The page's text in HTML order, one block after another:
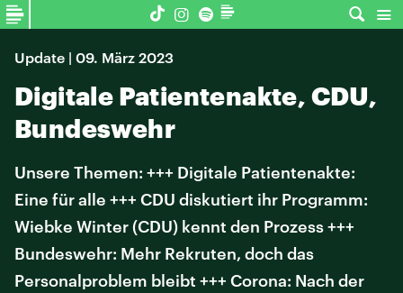
Update | 09. März 2023
Digitale Patientenakte, CDU,
Bundeswehr
Unsere Themen: +++ Digitale Patientenakte:
Eine für alle +++ CDU diskutiert ihr Programm:
Wiebke Winter (CDU) kennt den Prozess +++
Bundeswehr: Mehr Rekruten, doch das
Personalproblem bleibt +++ Corona: Nach der